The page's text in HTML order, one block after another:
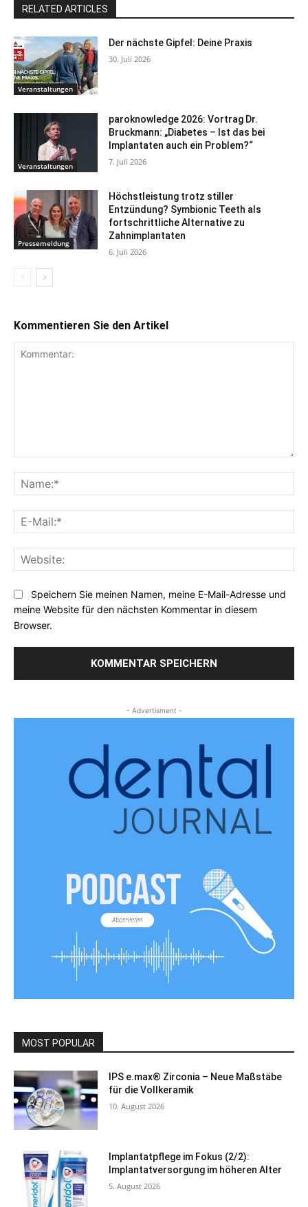
RELATED ARTICLES
Veranstaltungen
Der nächste Gipfel: Deine Praxis
30. Juli 2026
Veranstaltungen
paroknowledge 2026: Vortrag Dr.
Bruckmann: „Diabetes – Ist das bei
Implantaten auch ein Problem?“
7. Juli 2026
Pressemeldung
Höchstleistung trotz stiller
Entzündung? Symbionic Teeth als
fortschrittliche Alternative zu
Zahnimplantaten
6. Juli 2026
Kommentieren Sie den Artikel
Speichern Sie meinen Namen, meine E-Mail-Adresse und
meine Website für den nächsten Kommentar in diesem
Browser.
- Advertisment -
MOST POPULAR
IPS e.max® Zirconia – Neue Maßstäbe
für die Vollkeramik
10. August 2026
Implantatpflege im Fokus (2/2):
Implantatversorgung im höheren Alter
5. August 2026